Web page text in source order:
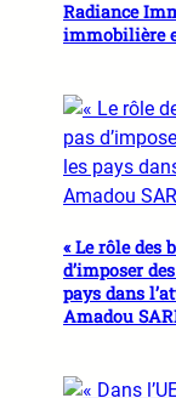
Radiance
immobilière
« Le rôle des
d’imposer
pays dans
Amadou